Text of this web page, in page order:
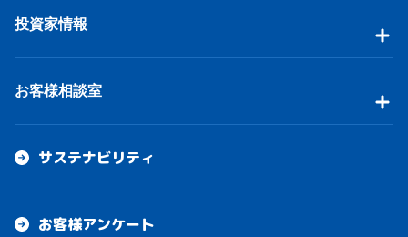
投資家情報
お客様相談室
サステナビリティ
お客様アンケート